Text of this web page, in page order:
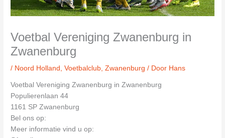
Voetbal Vereniging Zwanenburg in
Zwanenburg
/ Noord Holland ,Voetbalclub ,Zwanenburg / Door Hans
Voetbal Vereniging Zwanenburg in Zwanenburg
Populierenlaan 44
1161 SP Zwanenburg
Bel ons op:
Meer informatie vind u op: